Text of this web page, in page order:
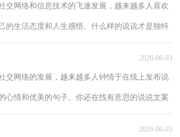
交网络和信息技术的飞速发展，越来越多人喜欢
的生活态度和人生感悟。什么样的说说才是独特
2026-06-03
交网络的发展，越来越多人钟情于在线上发布说
心情和优美的句子。你还在找有意思的说说文案
2026-06-03